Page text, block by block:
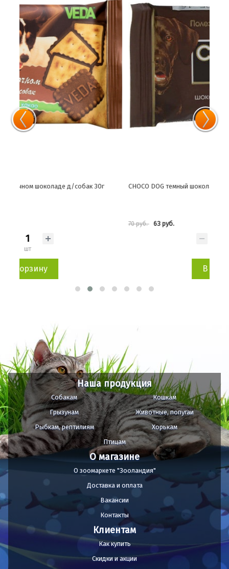
CHOCO DOG темный шоколад д/собак 15г
Наша продукция
Собакам
Кошкам
Грызунам
Животные, попугаи
Рыбкам, рептилиям
Хорькам
Птицам
О магазине
О зоомаркете "Зооландия"
Доставка и оплата
Вакансии
Контакты
Клиентам
Как купить
Скидки и акции